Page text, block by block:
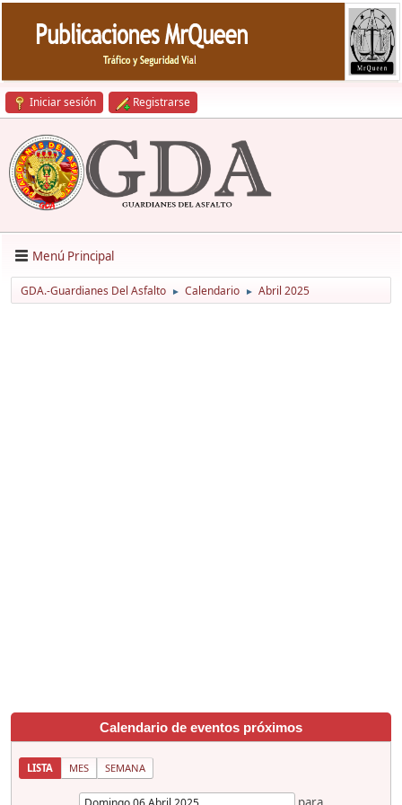
Iniciar sesión Registrarse
Menú Principal
GDA.-Guardianes Del Asfalto ► Calendario ► Abril 2025
Calendario de eventos próximos
LISTA MES SEMANA